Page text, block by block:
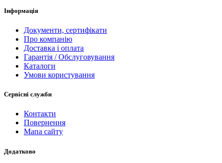
Інформація
Документи, сертифікати
Про компанію
Доставка і оплата
Гарантія / Обслуговування
Каталоги
Умови користування
Сервісні служби
Контакти
Повернення
Мапа сайту
Додатково